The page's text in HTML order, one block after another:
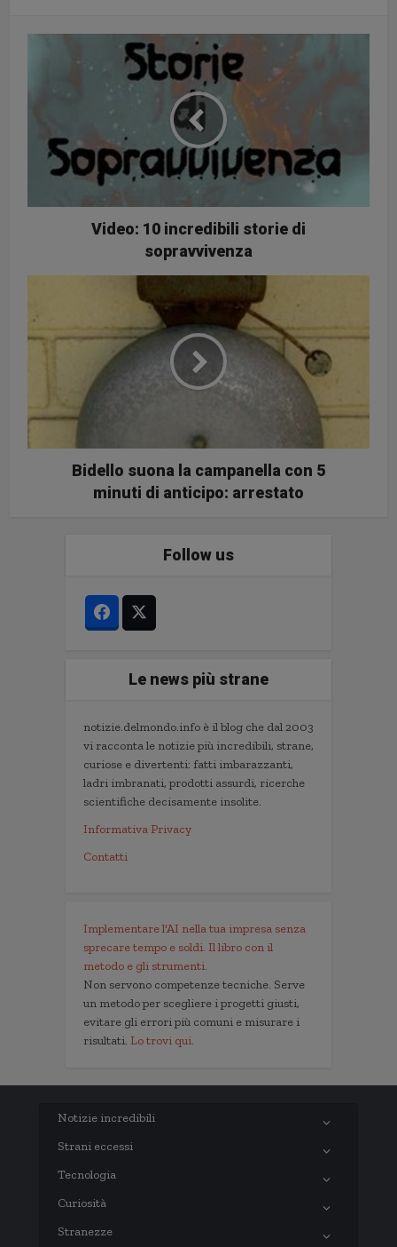
Video: 10 incredibili storie di
sopravvivenza
Bidello suona la campanella con 5
minuti di anticipo: arrestato
Follow us
Le news più strane
notizie.delmondo.info è il blog che dal 2003
vi racconta le notizie più incredibili, strane,
curiose e divertenti: fatti imbarazzanti,
ladri imbranati, prodotti assurdi, ricerche
scientifiche decisamente insolite.
Informativa Privacy
Contatti
Implementare l'AI nella tua impresa senza
sprecare tempo e soldi. Il libro con il
metodo e gli strumenti.
Non servono competenze tecniche. Serve
un metodo per scegliere i progetti giusti,
evitare gli errori più comuni e misurare i
risultati. Lo trovi qui.
Notizie incredibili
Strani eccessi
Tecnologia
Curiosità
Stranezze